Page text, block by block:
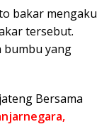
bakar mengaku
tersebut.
bumbu yang
Bersama